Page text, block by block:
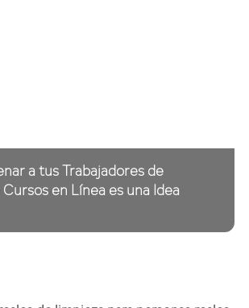
a tus Trabajadores de
en Línea es una Idea